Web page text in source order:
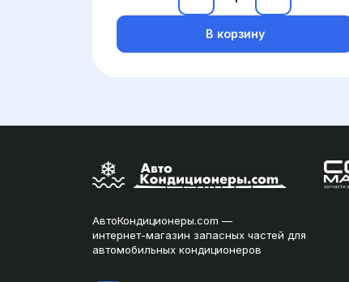
В корзину
АвтоКондиционеры.com —
интернет-магазин запасных частей для
автомобильных кондиционеров